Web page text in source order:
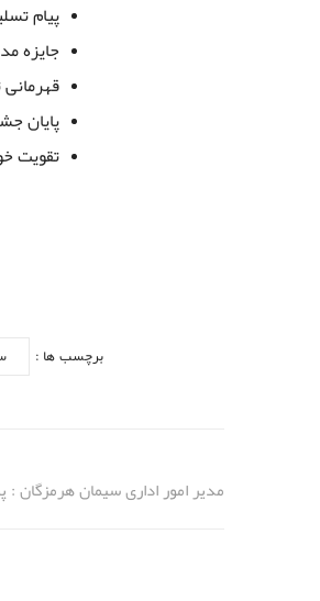
پیام
جایزه
پایان
تقویت
برچسب ها :
مدیر امور اداری سیمان هرمزگان